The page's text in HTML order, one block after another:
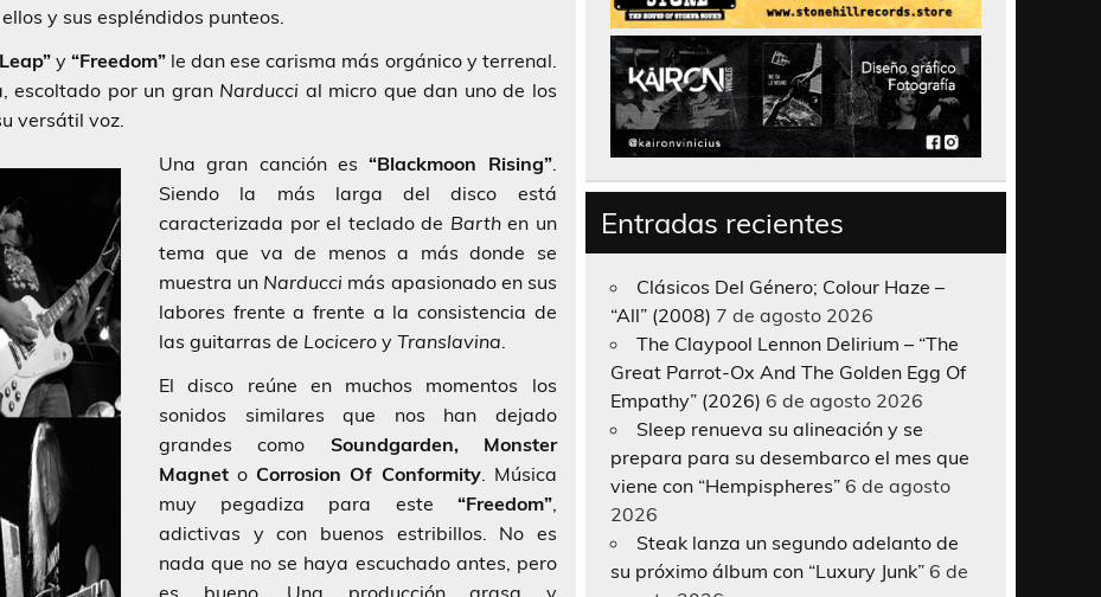
y sus espléndidos punteos.
y “Freedom”le dan ese carisma más orgánico y terrenal.
escoltado por un gran Narducci al micro que dan uno de los
versátil voz.
Una gran canción es“Blackmoon Rising”.
Siendo la más larga del disco está
caracterizada por el teclado de Barthen un
tema que va de menos a más donde se
muestra un Narducci más apasionado en sus
labores frente a frente a la consistencia de
las guitarras de Locicero y Translavina
El disco reúne en muchos momentos los
sonidos similares que nos han dejado
grandes como Soundgarden, Monster
Magnet oCorrosion Of Conformity. Música
muy pegadiza para este “Freedom”,
adictivas y con buenos estribillos. No es
nada que no se haya escuchado antes, pero
es bueno. Una producción grasa y
Entradas recientes
Clásicos Del Género; Colour Haze –
“All” (2008) 7 de agosto 2026
The Claypool Lennon Delirium – “The
Great Parrot-Ox And The Golden Egg Of
Empathy” (2026) 6 de agosto 2026
Sleep renueva su alineación y se
prepara para su desembarco el mes que
viene con “Hempispheres” 6 de agosto
2026
Steak lanza un segundo adelanto de
su próximo álbum con “Luxury Junk” 6 de